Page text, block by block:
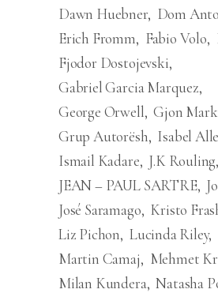
Dawn Huebner Dom
Erich Fromm
Fabio Volo
Fjodor Dostojevski
Gabriel Garcia Marquez
George Orwell Gjon
Grup Autorësh Isabel
Ismail Kadare J.K Rouling
JEAN – PAUL SARTRE
José Saramago Kristo
Liz Pichon Lucinda Riley
Martin Camaj
Mehmet
Milan Kundera Natasha